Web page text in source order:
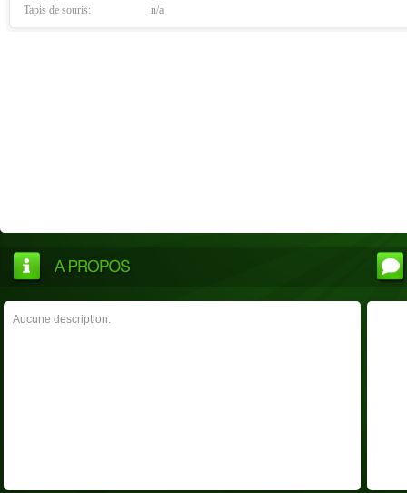
Tapis de souris:
n/a
Aucune description.